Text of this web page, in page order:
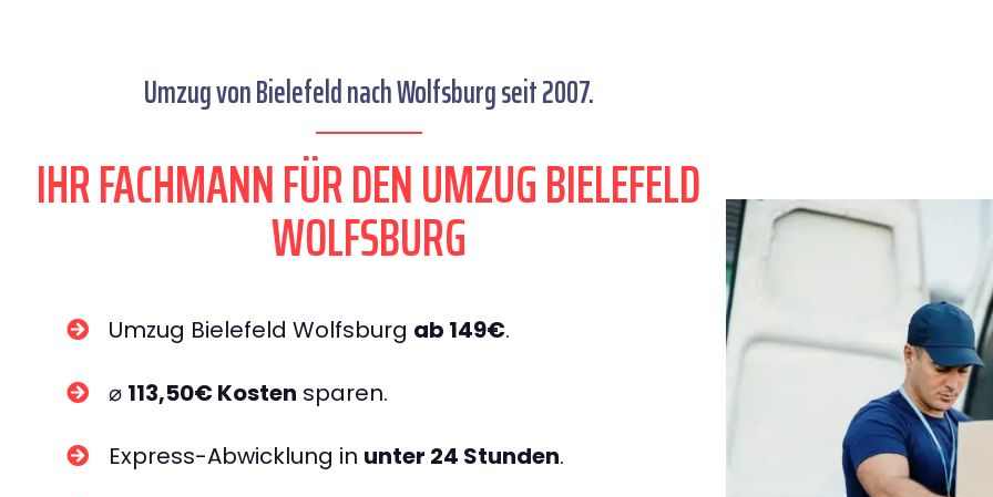
Umzug von Bielefeld nach Wolfsburg seit 2007.
IHR FACHMANN FÜR DEN UMZUG BIELEFELD
WOLFSBURG
Umzug Bielefeld Wolfsburg ab 149€.
⌀ 113,50€ Kosten sparen.
Express-Abwicklung in unter 24 Stunden.